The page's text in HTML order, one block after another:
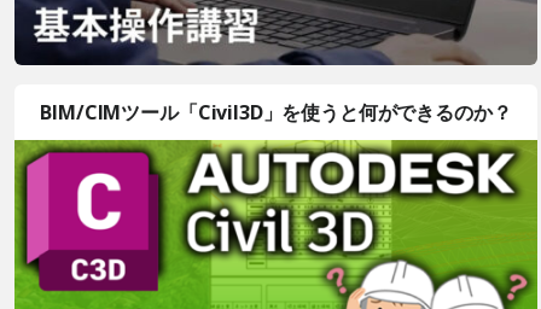
BIM/CIMツール「Civil3D」を使うと何ができるのか？